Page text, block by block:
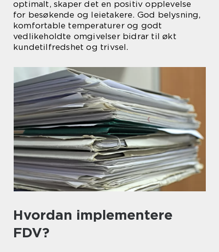
optimalt, skaper det en positiv opplevelse
for besøkende og leietakere. God belysning,
komfortable temperaturer og godt
vedlikeholdte omgivelser bidrar til økt
kundetilfredshet og trivsel.
Hvordan implementere
FDV?